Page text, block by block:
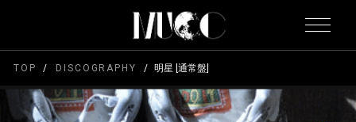
TOP DISCOGRAPHY 明星 [通常盤]